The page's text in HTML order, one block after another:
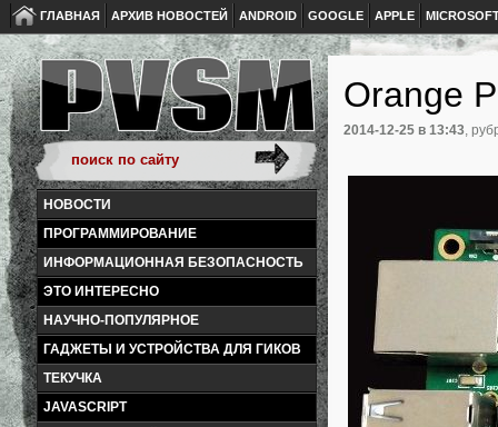
ГЛАВНАЯ АРХИВ НОВОСТЕЙ ANDROID GOOGLE APPLE
НОВОСТИ
ПРОГРАММИРОВАНИЕ
ИНФОРМАЦИОННАЯ БЕЗОПАСНОСТЬ
ЭТО ИНТЕРЕСНО
НАУЧНО-ПОПУЛЯРНОЕ
ГАДЖЕТЫ И УСТРОЙСТВА ДЛЯ ГИКОВ
ТЕКУЧКА
JAVASCRIPT
Orange
2014-12-25 в 13:43,